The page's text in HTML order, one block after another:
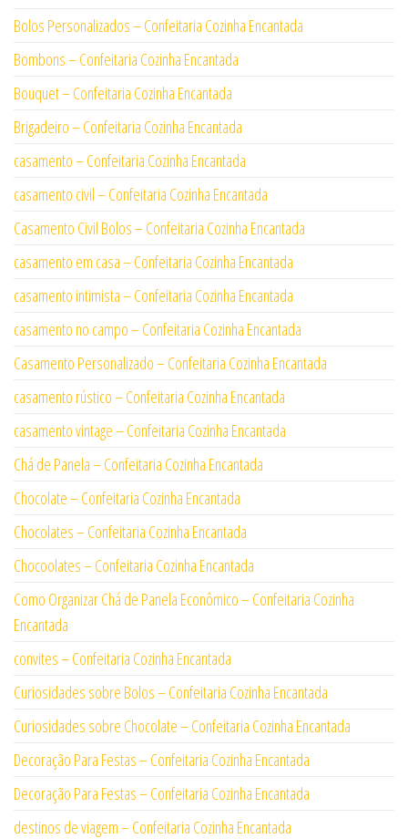
Bolos Personalizados – Confeitaria Cozinha Encantada
Bombons – Confeitaria Cozinha Encantada
Bouquet – Confeitaria Cozinha Encantada
Brigadeiro – Confeitaria Cozinha Encantada
casamento – Confeitaria Cozinha Encantada
casamento civil – Confeitaria Cozinha Encantada
Casamento Civil Bolos – Confeitaria Cozinha Encantada
casamento em casa – Confeitaria Cozinha Encantada
casamento intimista – Confeitaria Cozinha Encantada
casamento no campo – Confeitaria Cozinha Encantada
Casamento Personalizado – Confeitaria Cozinha Encantada
casamento rústico – Confeitaria Cozinha Encantada
casamento vintage – Confeitaria Cozinha Encantada
Chá de Panela – Confeitaria Cozinha Encantada
Chocolate – Confeitaria Cozinha Encantada
Chocolates – Confeitaria Cozinha Encantada
Chocoolates – Confeitaria Cozinha Encantada
Como Organizar Chá de Panela Econômico – Confeitaria Cozinha
Encantada
convites – Confeitaria Cozinha Encantada
Curiosidades sobre Bolos – Confeitaria Cozinha Encantada
Curiosidades sobre Chocolate – Confeitaria Cozinha Encantada
Decoração Para Festas – Confeitaria Cozinha Encantada
Decoração Para Festas – Confeitaria Cozinha Encantada
destinos de viagem – Confeitaria Cozinha Encantada